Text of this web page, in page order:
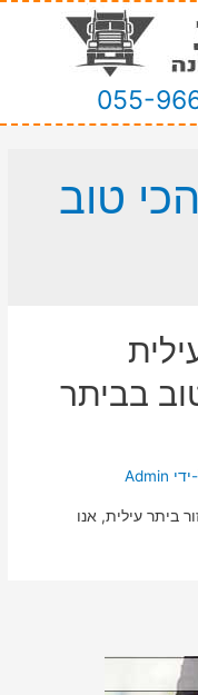
055-
טוב
בביתר
Admin
ביתר עילית, אנו